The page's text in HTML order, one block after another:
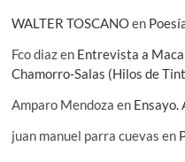
WALTER TOSCANOen
Fco diazen Entrevista a
Chamorro-Salas (Hilos de
Amparo Mendoza en Ensayo.
juan manuel parra cuevas en